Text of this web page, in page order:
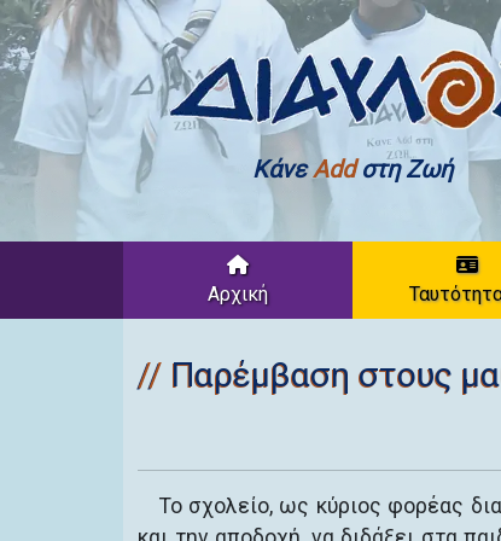
ΚάνεAddστη Ζωή
Αρχική
Παρέμβαση στους
Το σχολείο, ως κύριος φορέας